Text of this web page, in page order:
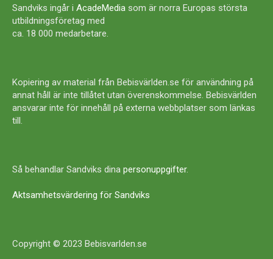
Sandviks ingår i AcadeMedia som är norra Europas största
utbildningsföretag med
ca. 18 000 medarbetare.
Kopiering av material från Bebisvärlden.se för användning på
annat håll är inte tillåtet utan överenskommelse. Bebisvärlden
ansvarar inte för innehåll på externa webbplatser som länkas
till.
Så behandlar Sandviks dina personuppgifter.
Aktsamhetsvärdering för Sandviks
Copyright © 2023 Bebisvarlden.se